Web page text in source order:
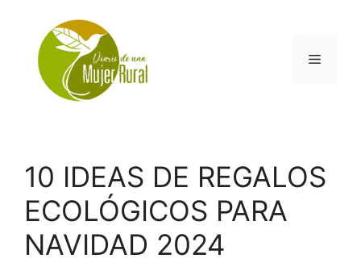
contenido
Menú
10 IDEAS DE REGALOS
ECOLÓGICOS PARA
NAVIDAD 2024